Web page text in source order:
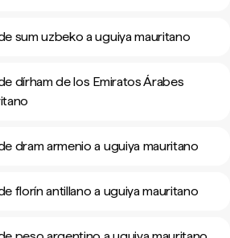
sum uzbeko a uguiya mauritano
dírham de los Emiratos Árabes
dram armenio a uguiya mauritano
florín antillano a uguiya mauritano